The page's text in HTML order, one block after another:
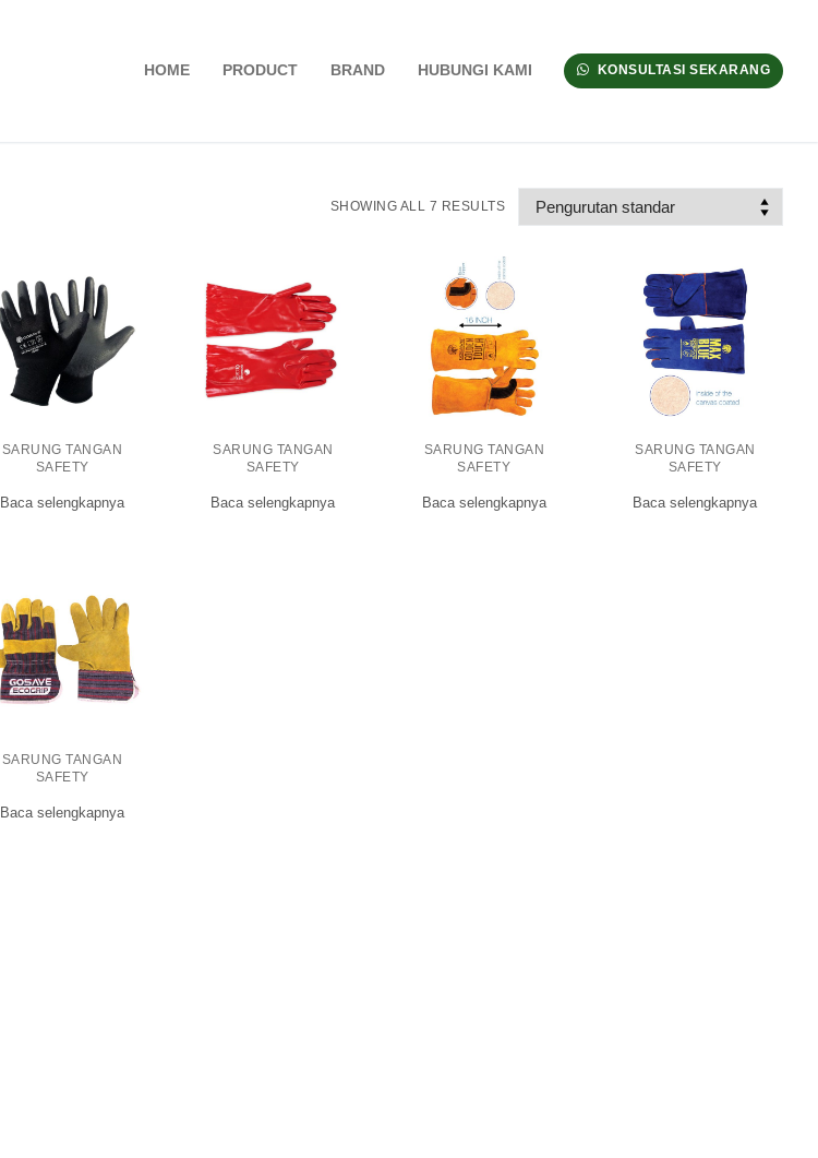
HOME PRODUCT BRAND HUBUNGI KAMI KONSULTASI SEKARANG
SHOWING ALL 7 RESULTS
SARUNG TANGAN
SAFETY
Baca selengkapnya
SARUNG TANGAN
SAFETY
Baca selengkapnya
SARUNG TANGAN
SAFETY
Baca selengkapnya
SARUNG TANGAN
SAFETY
Baca selengkapnya
SARUNG TANGAN
SAFETY
Baca selengkapnya